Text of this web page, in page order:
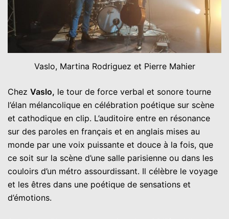
Vaslo, Martina Rodriguez et Pierre Mahier
Chez Vaslo, le tour de force verbal et sonore tourne
l’élan mélancolique en célébration poétique sur scène
et cathodique en clip. L’auditoire entre en résonance
sur des paroles en français et en anglais mises au
monde par une voix puissante et douce à la fois, que
ce soit sur la scène d’une salle parisienne ou dans les
couloirs d’un métro assourdissant. Il célèbre le voyage
et les êtres dans une poétique de sensations et
d’émotions.